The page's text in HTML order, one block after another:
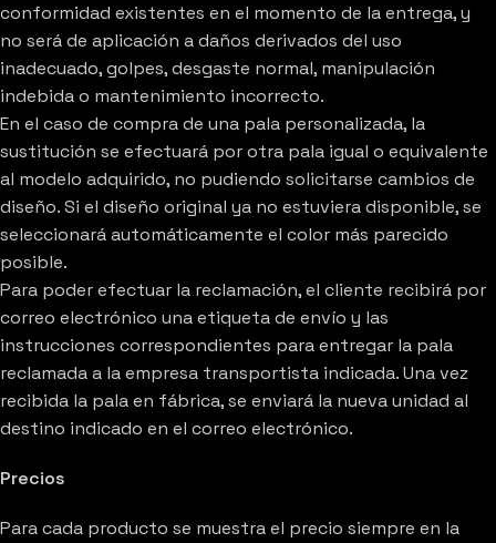
conformidad existentes en el momento de la entrega, y
no será de aplicación a daños derivados del uso
inadecuado, golpes, desgaste normal, manipulación
indebida o mantenimiento incorrecto.
En el caso de compra de una pala personalizada, la
sustitución se efectuará por otra pala igual o equivalente
al modelo adquirido, no pudiendo solicitarse cambios de
diseño. Si el diseño original ya no estuviera disponible, se
seleccionará automáticamente el color más parecido
posible.
Para poder efectuar la reclamación, el cliente recibirá por
correo electrónico una etiqueta de envío y las
instrucciones correspondientes para entregar la pala
reclamada a la empresa transportista indicada. Una vez
recibida la pala en fábrica, se enviará la nueva unidad al
destino indicado en el correo electrónico.
Precios
Para cada producto se muestra el precio siempre en la